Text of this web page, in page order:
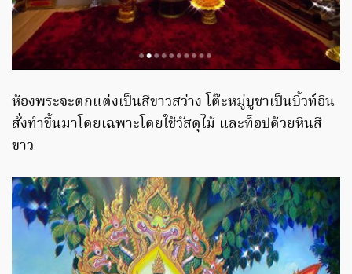
ห้องพระจะตกแต่งเป็นสีขาวสว่าง โต๊ะหมู่บูชาเป็นบิ้วท์อิน
สั่งทำขึ้นมาโดยเฉพาะโดยใช้วัสดุไม้ และท็อปด้วยหินสี
ขาว